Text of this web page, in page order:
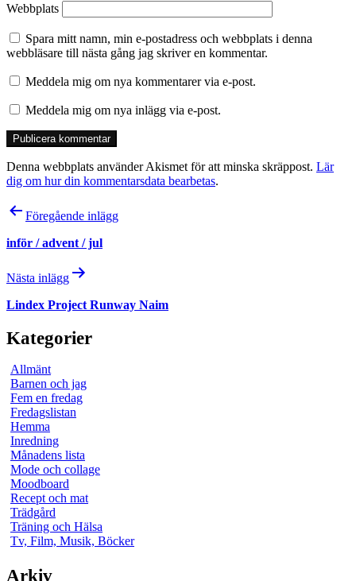
Webbplats
Spara mitt namn, min e-postadress och webbplats i denna
webbläsare till nästa gång jag skriver en kommentar.
Meddela mig om nya kommentarer via e-post.
Meddela mig om nya inlägg via e-post.
Denna webbplats använder Akismet för att minska skräppost. Lär
dig om hur din kommentarsdata bearbetas.
Inläggsnavigering
Föregående inlägg
inför / advent / jul
Nästa inlägg
Lindex Project Runway Naim
Kategorier
Allmänt
Barnen och jag
Fem en fredag
Fredagslistan
Hemma
Inredning
Månadens lista
Mode och collage
Moodboard
Recept och mat
Trädgård
Träning och Hälsa
Tv, Film, Musik, Böcker
Arkiv